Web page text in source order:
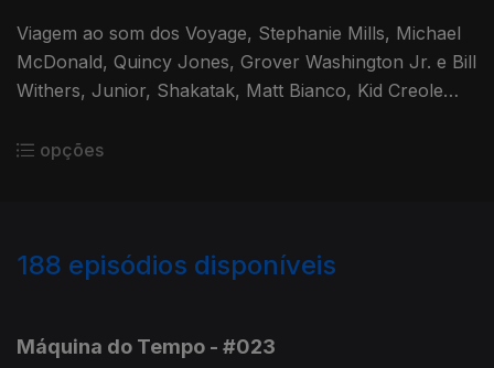
Viagem ao som dos Voyage, Stephanie Mills, Michael
McDonald, Quincy Jones, Grover Washington Jr. e Bill
Withers, Junior, Shakatak, Matt Bianco, Kid Creole
apresentação de Augusto Fernandes.
opções
188 episódios disponíveis
Máquina do Tempo - #023